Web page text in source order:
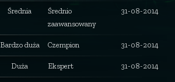
Średnia
Średnio
zaawansowany
31-08-2014
Bardzo duża Czempion 31-08-2014
Duża Ekspert 31-08-2014